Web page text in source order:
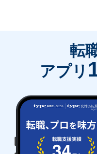
転
アプリ